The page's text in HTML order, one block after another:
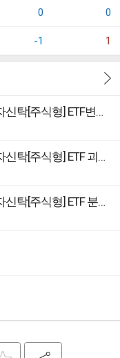
0 0
-1 1
삼성 KODEX KRX300증권상장지수투자신탁[주식형] ETF변경등록ㆍ집합투자규약 변경
삼성 KODEX KRX300증권상장지수투자신탁[주식형] ETF 괴리율 초과 발생
삼성 KODEX KRX300증권상장지수투자신탁[주식형] ETF 분배락 기준가격 안내